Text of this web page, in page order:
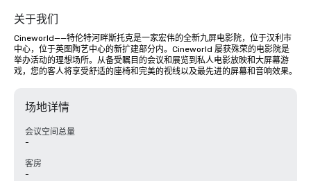
关于我们
Cineworld——特伦特河畔斯托克是一家宏伟的全新九屏电影院，位于汉利市
中心，位于英图陶艺中心的新扩建部分内。Cineworld 屡获殊荣的电影院是
举办活动的理想场所。从备受瞩目的会议和展览到私人电影放映和大屏幕游
戏，您的客人将享受舒适的座椅和完美的视线以及最先进的屏幕和音响效果。
场地详情
会议空间总量
-
客房
-